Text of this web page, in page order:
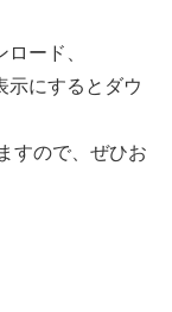
ード、
示にするとダウ
すので、ぜひお